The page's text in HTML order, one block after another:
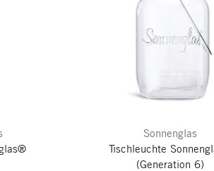
Sonnenglas
Tischleuchte
(Generation 6)